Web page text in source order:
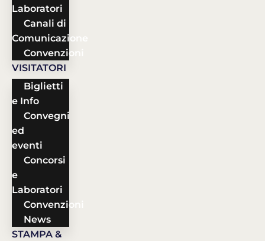
Laboratori
Canali di
Comunicazione
Convenzioni
VISITATORI
Biglietti
e Info
Convegni
ed
eventi
Concorsi
e
Laboratori
Convenzioni
News
STAMPA &